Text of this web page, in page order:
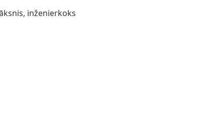
inženierkoks